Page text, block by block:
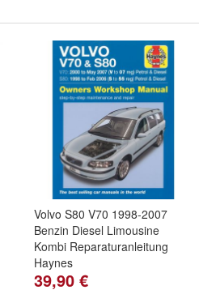
Volvo S80 V70 1998-2007
Benzin Diesel Limousine
Kombi Reparaturanleitung
Haynes
39,90 €